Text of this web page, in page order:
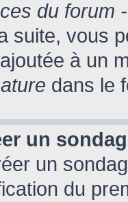
du forum
suite, vous
à un
dans le
un
un
du